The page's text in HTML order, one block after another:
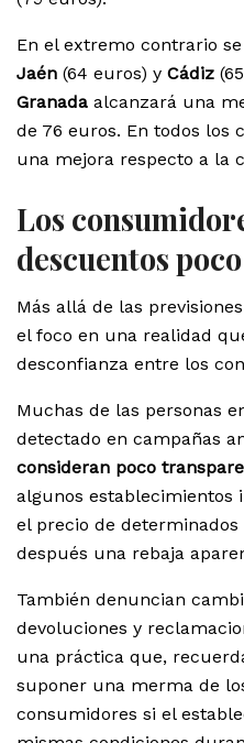
En el extremo contrario
Jaén (64 euros) y Cádiz
Granada alcanzará una
de 76 euros. En todos los
una mejora respecto a la
Los
descuentos
Más allá de las
el foco en una realidad
desconfianza entre los
Muchas de las personas
detectado en campañas
consideran poco
algunos establecimientos
el precio de
después una rebaja
También denuncian
devoluciones y
una práctica que,
suponer una merma de
consumidores si el